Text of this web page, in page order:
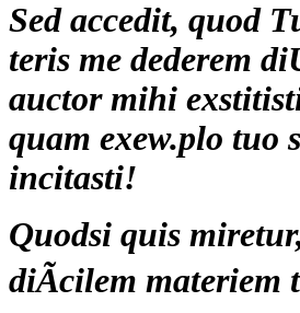
Sed accedit, quod
teris me dederem
auctor mihi
quam exew.plo tuo
incitasti!
Quodsi quis
diÃcilem